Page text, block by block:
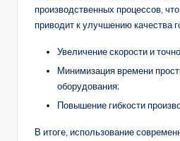
производственных процессов,
приводит к улучшению качества
Увеличение скорости и
Минимизация времени
оборудования;
Повышение гибкости
В итоге, использование